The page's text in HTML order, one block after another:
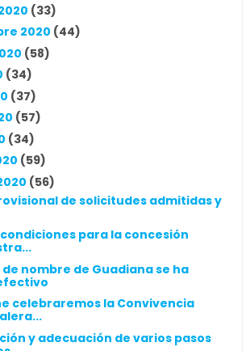
(33)
2020 (44)
(58)
(34)
(37)
(57)
(34)
(59)
(56)
de solicitudes admitidas y
para la concesión
de nombre de Guadiana se ha
celebraremos la Convivencia
y adecuación de varios pasos